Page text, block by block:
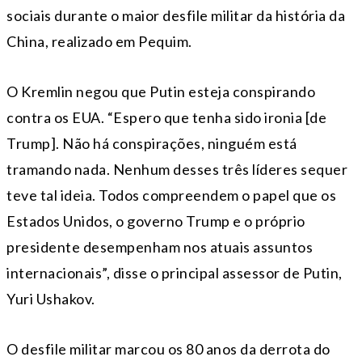
sociais durante o maior desfile militar da história da
China, realizado em Pequim.
O Kremlin negou que Putin esteja conspirando
contra os EUA. “Espero que tenha sido ironia [de
Trump]. Não há conspirações, ninguém está
tramando nada. Nenhum desses três líderes sequer
teve tal ideia. Todos compreendem o papel que os
Estados Unidos, o governo Trump e o próprio
presidente desempenham nos atuais assuntos
internacionais”, disse o principal assessor de Putin,
Yuri Ushakov.
O desfile militar marcou os 80 anos da derrota do